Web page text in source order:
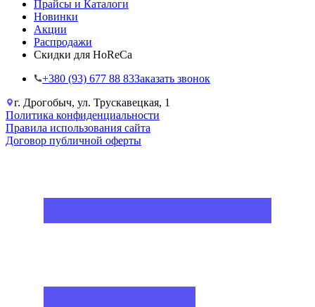
Прайсы и Каталоги
Новинки
Акции
Распродажи
Скидки для HoReCa
+38‎0 (93) 677 88 83Заказать звонок
г. Дрогобыч, ул. Трускавецкая, 1
Политика конфиденциальности
Правила использования сайта
Договор публичной оферты